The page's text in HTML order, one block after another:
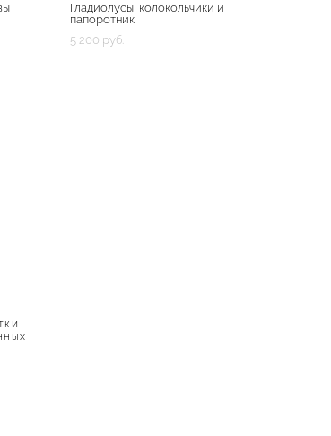
Гладиолусы, колокольчики и
папоротник
5 200 pуб.